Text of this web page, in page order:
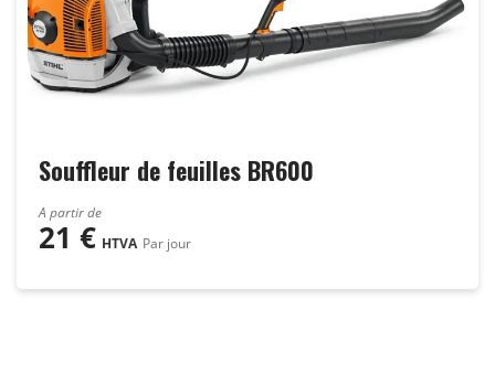
Souffleur de feuilles BR600
A partir de
21 € HTVA Par jour